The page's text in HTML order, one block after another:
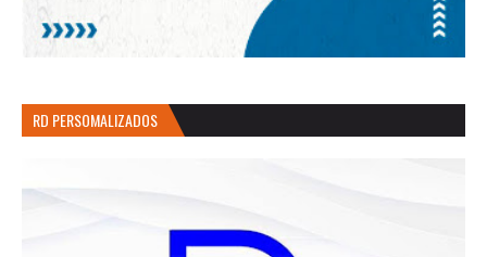
RD PERSOMALIZADOS